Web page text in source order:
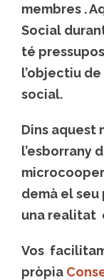
membres .
Social
té
l’objectiu
social.
Dins aquest
l’esborrany
demà el
una realitat
Vos
pròpìa